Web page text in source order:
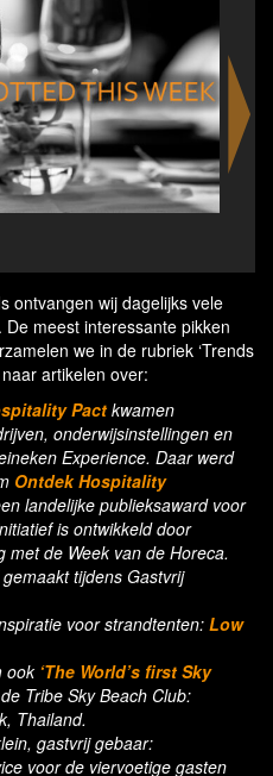
ontvangen wij dagelijks vele
meest interessante pikken
we in de rubriek ‘Trends
artikelen over:
Pact kwamen
onderwijsinstellingen en
Experience. Daar werd
Ontdek Hospitality.
landelijke publieksaward voor
is ontwikkeld door
met de Week van de Horeca.
tijdens Gastvrij
voor strandtenten:Low
ook ‘The World’s first Sky
Tribe Sky Beach Club:
Thailand.
gastvrij gebaar:
voor de viervoetige gasten